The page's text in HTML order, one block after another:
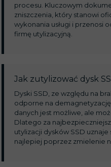
procesu. Kluczowym
zniszczenia, który stanowi
wykonania usługi i przenosi
firmę utylizacyjną.
Jak zutylizować dysk
Dyski SSD, ze względu na
odporne na
danych jest możliwe, ale
Dlatego za
utylizacji dysków SSD uznaje
najlepiej poprzez zmielenie